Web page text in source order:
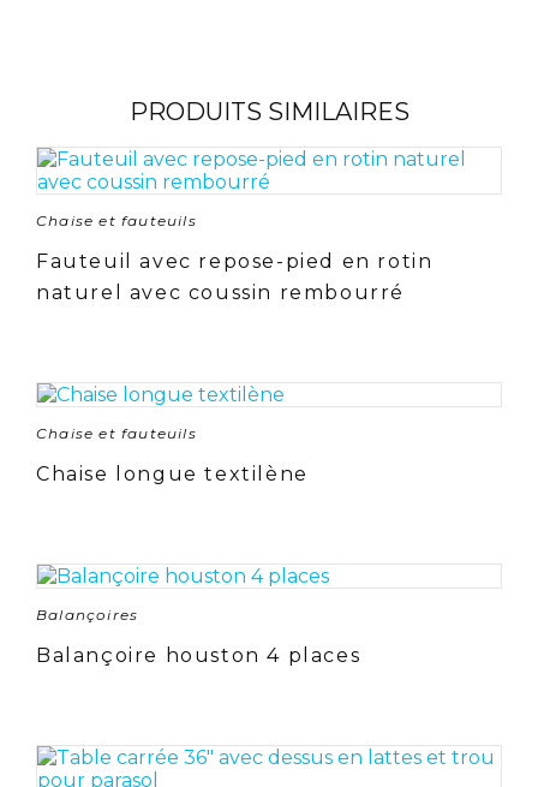
PRODUITS SIMILAIRES
Chaise et fauteuils
Fauteuil avec repose-pied en rotin
naturel avec coussin rembourré
Chaise et fauteuils
Chaise longue textilène
Balançoires
Balançoire houston 4 places